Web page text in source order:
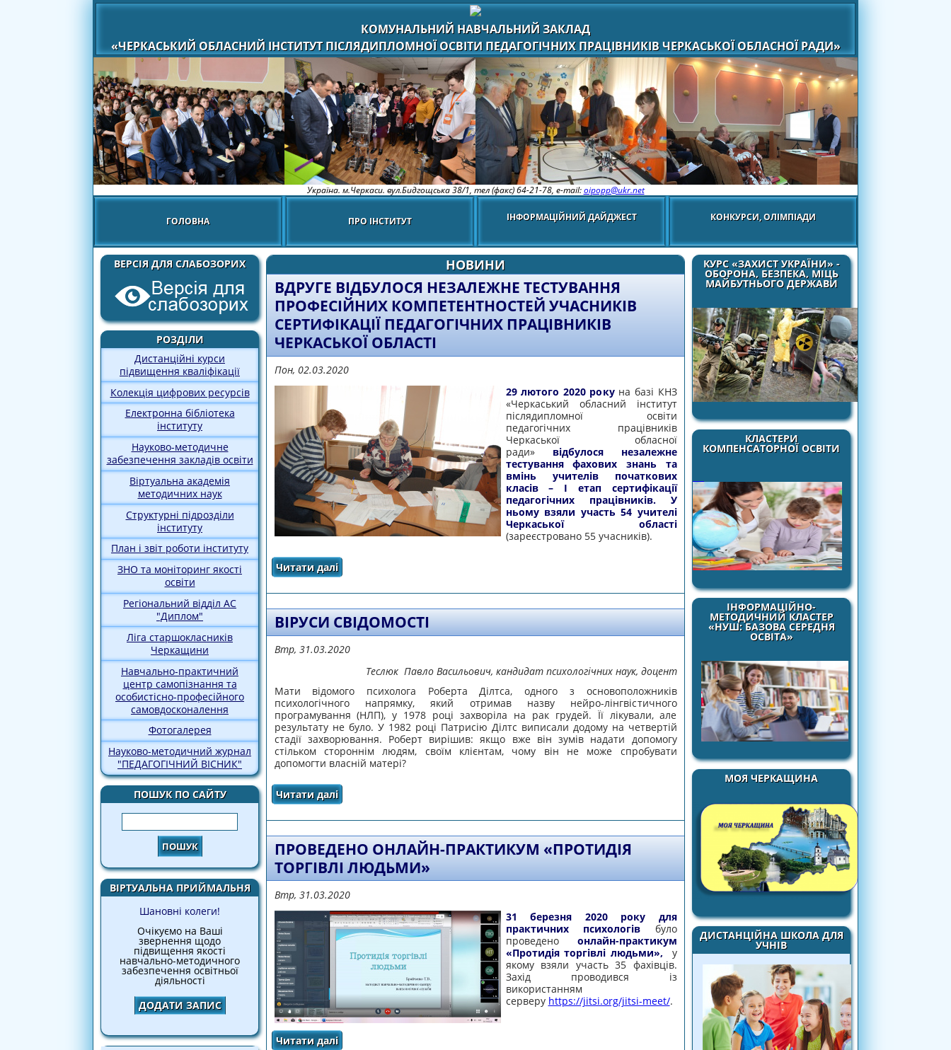
КОМУНАЛЬНИЙ НАВЧАЛЬНИЙ ЗАКЛАД
«ЧЕРКАСЬКИЙ ОБЛАСНИЙ ІНСТИТУТ ПІСЛЯДИПЛОМНОЇ ОСВІТИ ПЕДАГОГІЧНИХ ПРАЦІВНИКІВ ЧЕРКАСЬКОЇ ОБЛАСНОЇ РАДИ»
Україна. м.Черкаси. вул.Бидгощська 38/1, тел (факс) 64-21-78, e-mail:oipopp@ukr.net
ГОЛОВНА ПРО ІНСТИТУТ ІНФОРМАЦІЙНИЙ ДАЙДЖЕСТ КОНКУРСИ, ОЛІМПІАДИ
ВЕРСІЯ ДЛЯ СЛАБОЗОРИХ
РОЗДІЛИ
Дистанційні курси
підвищення кваліфікації
Колекція цифрових ресурсів
Електронна бібліотека
інституту
Науково-методичне
забезпечення закладів освіти
Віртуальна академія
методичних наук
Структурні підрозділи
інституту
План і звіт роботи інституту
ЗНО та моніторинг якості
освіти
Регіональний відділ АС
"Диплом"
Ліга старшокласників
Черкащини
Навчально-практичний
центр самопізнання та
особистісно-професійного
самовдосконалення
Фотогалерея
Науково-методичний журнал
"ПЕДАГОГІЧНИЙ ВІСНИК"
ПОШУК ПО САЙТУ
Пошук
ВІРТУАЛЬНА ПРИЙМАЛЬНЯ
Шановні колеги!
Очікуємо на Ваші
звернення щодо
підвищення якості
навчально-методичного
забезпечення освітньої
діяльності
ДОДАТИ ЗАПИС
КУРС «ЗАХИСТ УКРАЇНИ» -
ОБОРОНА, БЕЗПЕКА, МІЦЬ
МАЙБУТНЬОГО ДЕРЖАВИ
КЛАСТЕРИ
КОМПЕНСАТОРНОЇ ОСВІТИ
ІНФОРМАЦІЙНО-
МЕТОДИЧНИЙ КЛАСТЕР
«НУШ: БАЗОВА СЕРЕДНЯ
ОСВІТА»
МОЯ ЧЕРКАЩИНА
ДИСТАНЦІЙНА ШКОЛА ДЛЯ
УЧНІВ
НОВИНИ
ВДРУГЕ ВІДБУЛОСЯ НЕЗАЛЕЖНЕ ТЕСТУВАННЯ
ПРОФЕСІЙНИХ КОМПЕТЕНТНОСТЕЙ УЧАСНИКІВ
СЕРТИФІКАЦІЇ ПЕДАГОГІЧНИХ ПРАЦІВНИКІВ
ЧЕРКАСЬКОЇ ОБЛАСТІ
Пон, 02.03.2020
29 лютого 2020 року на базі КНЗ
«Черкаський обласний інститут
післядипломної освіти
педагогічних працівників
Черкаської обласної
ради» відбулося незалежне
тестування фахових знань та
вмінь учителів початкових
класів – І етап сертифікації
педагогічних працівників. У
ньому взяли участь 54 учителі
Черкаської області
(зареєстровано 55 учасників).
Читати далі
про ВДРУГЕ ВІДБУЛОСЯ НЕЗАЛЕЖНЕ ТЕСТУВАННЯ ПРОФЕСІЙНИХ КОМПЕТЕНТНОСТЕЙ УЧАСНИКІВ
СЕРТИФІКАЦІЇ ПЕДАГОГІЧНИХ ПРАЦІВНИКІВ ЧЕРКАСЬКОЇ ОБЛАСТІ
ВІРУСИ СВІДОМОСТІ
Втр, 31.03.2020
Теслюк Павло Васильович, кандидат психологічних наук, доцент
Мати відомого психолога Роберта Ділтса, одного з основоположників
психологічного напрямку, який отримав назву нейро-лінгвістичного
програмування (НЛП), у 1978 році захворіла на рак грудей. Її лікували, але
результату не було. У 1982 році Патрисію Ділтс виписали додому на четвертій
стадії захворювання. Роберт вирішив: якщо вже він зумів надати допомогу
стільком стороннім людям, своїм клієнтам, чому він не може спробувати
допомогти власній матері?
Читати даліпро ВІРУСИ СВІДОМОСТІ
ПРОВЕДЕНО ОНЛАЙН-ПРАКТИКУМ «ПРОТИДІЯ
ТОРГІВЛІ ЛЮДЬМИ»
Втр, 31.03.2020
31 березня 2020 року для
практичних психологів було
проведено онлайн-практикум
«Протидія торгівлі людьми», у
якому взяли участь 35 фахівців.
Захід проводився із
використанням
серверу https://jitsi.org/jitsi-meet/.
Читати даліпро ПРОВЕДЕНО ОНЛАЙН-ПРАКТИКУМ «ПРОТИДІЯ ТОРГІВЛІ ЛЮДЬМИ»